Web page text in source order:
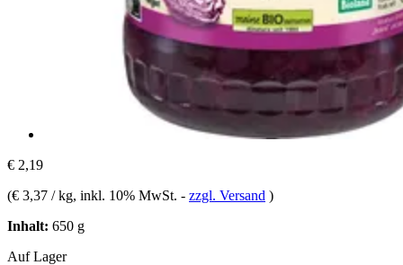
€ 2,19
(€ 3,37 / kg, inkl. 10% MwSt. - zzgl. Versand )
Inhalt: 650 g
Auf Lager